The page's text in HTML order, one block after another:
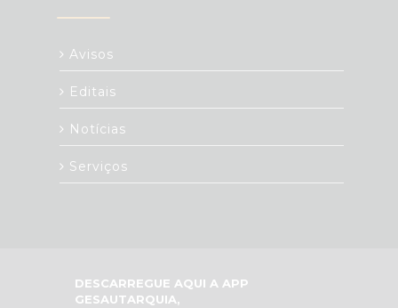
Avisos
Editais
Notícias
Serviços
DESCARREGUE AQUI A APP
GESAUTARQUIA,